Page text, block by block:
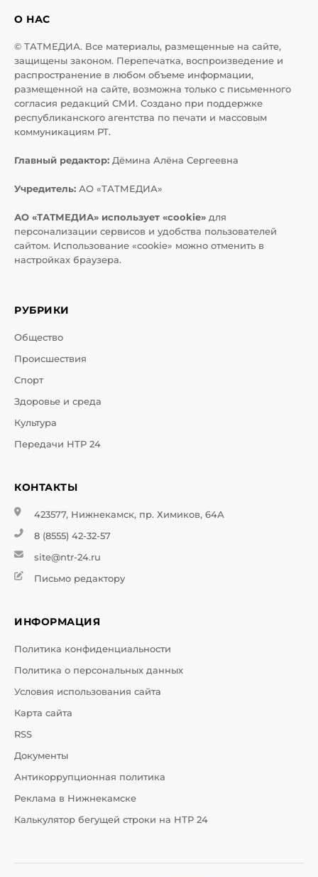
О НАС
© ТАТМЕДИА. Все материалы, размещенные на сайте,
защищены законом. Перепечатка, воспроизведение и
распространение в любом объеме информации,
размещенной на сайте, возможна только с письменного
согласия редакций СМИ. Создано при поддержке
республиканского агентства по печати и массовым
коммуникациям РТ.
Главный редактор: Дёмина Алёна Сергеевна
Учредитель: АО «ТАТМЕДИА»
АО «ТАТМЕДИА» использует «cookie» для
персонализации сервисов и удобства пользователей
сайтом. Использование «cookie» можно отменить в
настройках браузера.
РУБРИКИ
Общество
Происшествия
Спорт
Здоровье и среда
Культура
Передачи НТР 24
КОНТАКТЫ
423577, Нижнекамск, пр. Химиков, 64А
8 (8555) 42-32-57
site@ntr-24.ru
Письмо редактору
ИНФОРМАЦИЯ
Политика конфиденциальности
Политика о персональных данных
Условия использования сайта
Карта сайта
RSS
Документы
Антикоррупционная политика
Реклама в Нижнекамске
Калькулятор бегущей строки на НТР 24